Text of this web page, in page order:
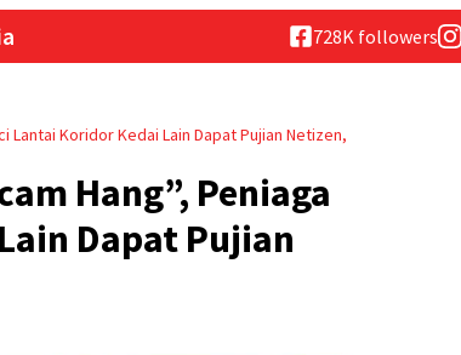
728K followers
Lantai Koridor Kedai Lain Dapat Pujian Netizen,
Hang”, Peniaga
Dapat Pujian